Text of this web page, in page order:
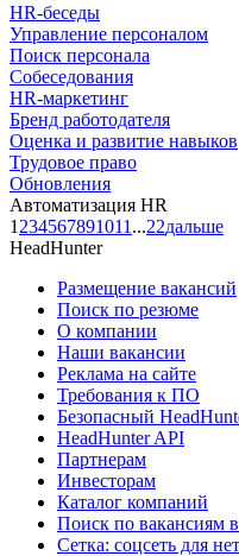
HR-беседы
Управление персоналом
Поиск персонала
Собеседования
HR-маркетинг
Бренд работодателя
Оценка и развитие навыков
Трудовое право
Обновления
Автоматизация HR
1 234567891011 ...22дальше
HeadHunter
Размещение вакансий
Поиск по резюме
О компании
Наши вакансии
Реклама на сайте
Требования к ПО
Безопасный
HeadHunter API
Партнерам
Инвесторам
Каталог компаний
Поиск по вакансиям
Сетка: соцсеть для